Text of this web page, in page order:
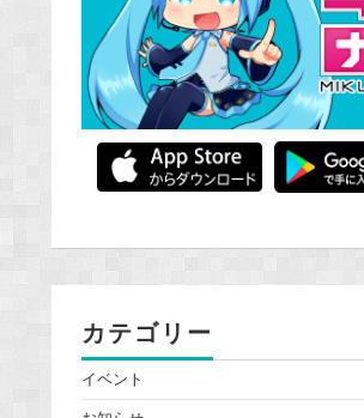
カテゴリー
イベント